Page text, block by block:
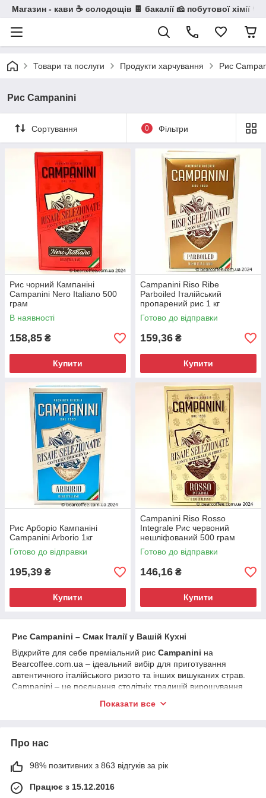
Магазин - кави ☕ солодощів 🍫 бакалії 🧀 побутової хімії 🧼
Товари та послуги Продукти харчування Рис
Рис Campanini
Сортування 0 Фільтри
Рис чорний Кампаніні
Campanini Nero Italiano 500
грам
В наявності
158,85 ₴
Купити
Campanini Riso Ribe
Parboiled Італійський
пропарений рис 1 кг
Готово до відправки
159,36 ₴
Купити
Рис Арборіо Кампаніні
Campanini Arborio 1кг
Готово до відправки
195,39 ₴
Купити
Campanini Riso Rosso
Integrale Рис червоний
нешліфований 500 грам
Готово до відправки
146,16 ₴
Купити
Рис Campanini – Смак Італії у Вашій Кухні
Відкрийте для себе преміальний рис Campanini на
Bearcoffee.com.ua – ідеальний вибір для приготування
автентичного італійського ризото та інших вишуканих страв.
Campanini – це поєднання столітніх традицій вирощування
ризото.
текстуру і поглинає максимум смаку.
Показати все
Про нас
98% позитивних з 863 відгуків за рік
Працює з 15.12.2016